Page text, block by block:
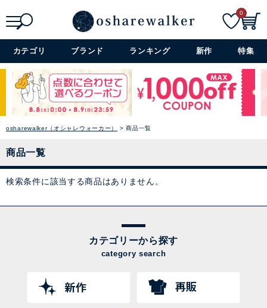
詳細検索+
0
カテゴリ ブランド ランキング 新作 特集
osharewalker（オシャレウォーカー） 商品一覧
商品一覧
検索条件に該当する商品はありません。
カテゴリーから探す
category search